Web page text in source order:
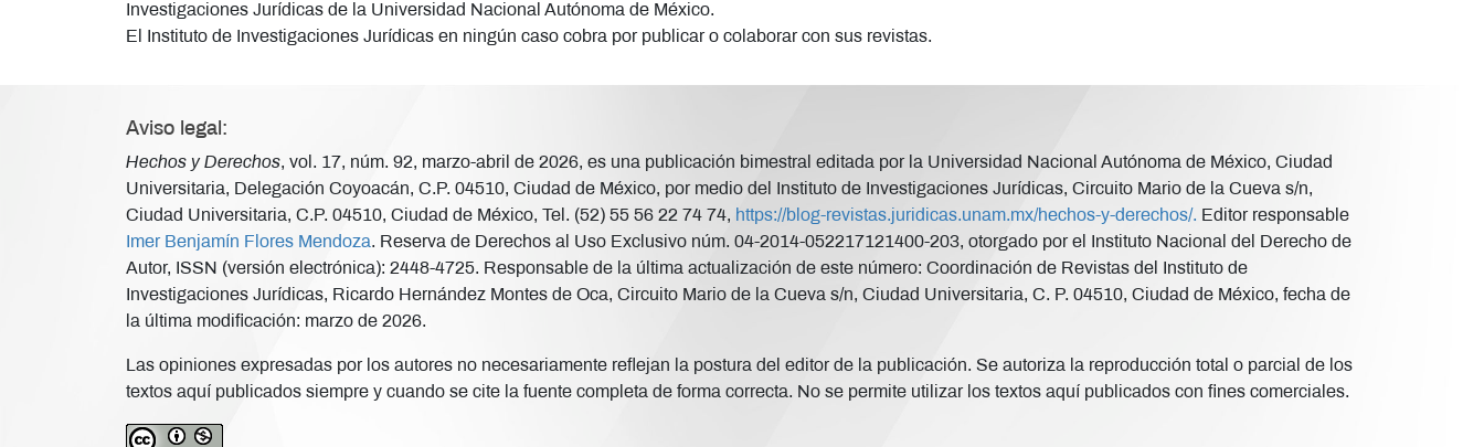
Investigaciones Jurídicas de la Universidad Nacional Autónoma de México.
El Instituto de Investigaciones Jurídicas en ningún caso cobra por publicar o colaborar con sus revistas.
Aviso legal:
Hechos y Derechos, vol. 17, núm. 92, marzo-abril de 2026, es una publicación bimestral editada por la Universidad Nacional Autónoma de México, Ciudad
Universitaria, Delegación Coyoacán, C.P. 04510, Ciudad de México, por medio del Instituto de Investigaciones Jurídicas, Circuito Mario de la Cueva s/n,
Ciudad Universitaria, C.P. 04510, Ciudad de México, Tel. (52) 55 56 22 74 74, https://blog-revistas.juridicas.unam.mx/hechos-y-derechos/. Editor responsable
Imer Benjamín Flores Mendoza. Reserva de Derechos al Uso Exclusivo núm. 04-2014-052217121400-203, otorgado por el Instituto Nacional del Derecho de
Autor, ISSN (versión electrónica): 2448-4725. Responsable de la última actualización de este número: Coordinación de Revistas del Instituto de
Investigaciones Jurídicas, Ricardo Hernández Montes de Oca, Circuito Mario de la Cueva s/n, Ciudad Universitaria, C. P. 04510, Ciudad de México, fecha de
la última modificación: marzo de 2026.
Las opiniones expresadas por los autores no necesariamente reflejan la postura del editor de la publicación. Se autoriza la reproducción total o parcial de los
textos aquí publicados siempre y cuando se cite la fuente completa de forma correcta. No se permite utilizar los textos aquí publicados con fines comerciales.